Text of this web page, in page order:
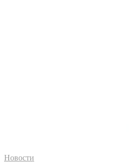
Новости